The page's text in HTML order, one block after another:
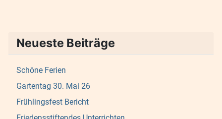
Neueste Beiträge
Schöne Ferien
Gartentag 30. Mai 26
Frühlingsfest Bericht